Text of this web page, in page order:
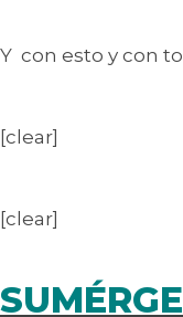
Y con esto y con
[clear]
[clear]